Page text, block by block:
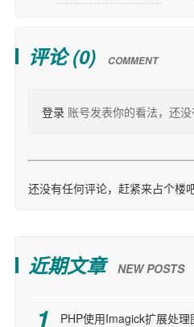
评论 (0) COMMENT
登录 账号发表你的看法，还
还没有任何评论，赶紧来占个楼吧
近期文章 NEW POSTS
PHP使用Imagick扩展处理